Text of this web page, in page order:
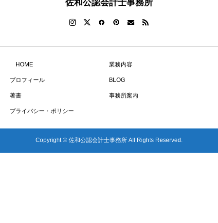
佐和公認会計士事務所
HOME 業務内容
プロフィール BLOG
著書 事務所案内
プライバシー・ポリシー
Copyright © 佐和公認会計士事務所 All Rights Reserved.